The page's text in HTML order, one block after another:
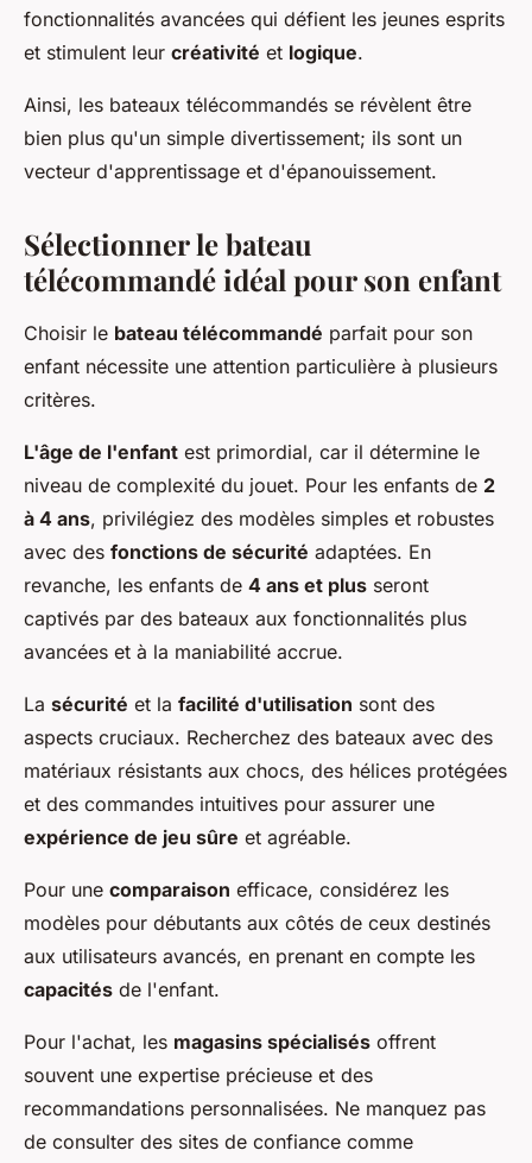
fonctionnalités avancées qui défient les jeunes esprits
et stimulent leur créativité et logique.
Ainsi, les bateaux télécommandés se révèlent être
bien plus qu'un simple divertissement; ils sont un
vecteur d'apprentissage et d'épanouissement.
Sélectionner le bateau
télécommandé idéal pour son enfant
Choisir le bateau télécommandé parfait pour son
enfant nécessite une attention particulière à plusieurs
critères.
L'âge de l'enfant est primordial, car il détermine le
niveau de complexité du jouet. Pour les enfants de 2
à 4 ans, privilégiez des modèles simples et robustes
avec des fonctions de sécurité adaptées. En
revanche, les enfants de 4 ans et plus seront
captivés par des bateaux aux fonctionnalités plus
avancées et à la maniabilité accrue.
La sécurité et la facilité d'utilisation sont des
aspects cruciaux. Recherchez des bateaux avec des
matériaux résistants aux chocs, des hélices protégées
et des commandes intuitives pour assurer une
expérience de jeu sûre et agréable.
Pour une comparaison efficace, considérez les
modèles pour débutants aux côtés de ceux destinés
aux utilisateurs avancés, en prenant en compte les
capacités de l'enfant.
Pour l'achat, les magasins spécialisés offrent
souvent une expertise précieuse et des
recommandations personnalisées. Ne manquez pas
de consulter des sites de confiance comme